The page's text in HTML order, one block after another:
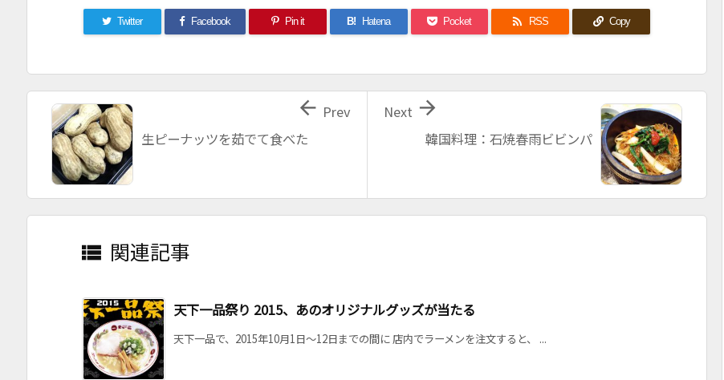
Twitter Facebook Pin it B! Hatena Pocket  RSS Copy
韓国料理：石焼春雨ビビンパ

Next
生ピーナッツを茹でて食べた
 Prev
 関連記事
天下一品祭り 2015、あのオリジナルグッズが当たる
天下一品で、2015年10月1日～12日までの間に 店内でラーメンを注文すると、 ...